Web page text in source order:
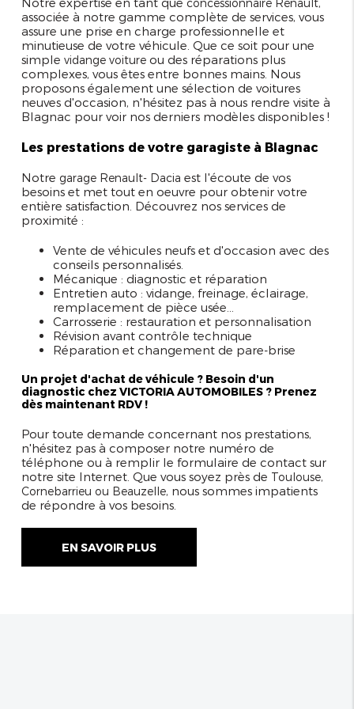
concessionnaire Renault
associée à notre gamme complète de services, vous
assure une prise en charge professionnelle et
minutieuse de votre véhicule. Que ce soit pour une
simple vidange voitureou des réparations plus
complexes, vous êtes entre bonnes mains. Nous
proposons également une sélection de voitures
neuves d'occasion, n'hésitez pas à nous rendre visite à
Blagnac pour voir nos derniers modèles disponibles !
Les prestations de votre garagiste à Blagnac
Notre garage Renault- Dacia est l'écoute de vos
besoins et met tout en oeuvre pour obtenir votre
entière satisfaction. Découvrez nos services de
proximité :
Vente de véhicules neufs et d'occasion avec des
conseils personnalisés.
Mécanique : diagnostic et réparation
Entretien auto : vidange, freinage, éclairage,
remplacement de pièce usée...
Carrosserie : restauration et personnalisation
Révision avant contrôle technique
Réparation et changement de pare-brise
Un projet d'achat de véhicule ? Besoin d'un
diagnostic chez VICTORIA AUTOMOBILES ? Prenez
dès maintenant RDV !
Pour toute demande concernant nos prestations,
n'hésitez pas à composer notre numéro de
téléphone ou à remplir le formulaire de contact sur
notre site Internet. Que vous soyez près de Toulouse,
Cornebarrieu ou Beauzelle, nous sommes impatients
de répondre à vos besoins.
EN SAVOIR PLUS